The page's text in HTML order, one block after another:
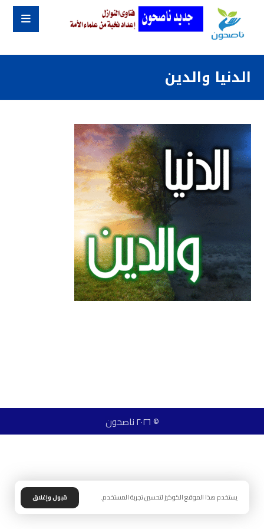
الدنيا والدين
© ٢٠٢٦ ناصحون
يستخدم هذا الموقع الكوكيز لتحسين تجربة المستخدم. قبول وإغلاق